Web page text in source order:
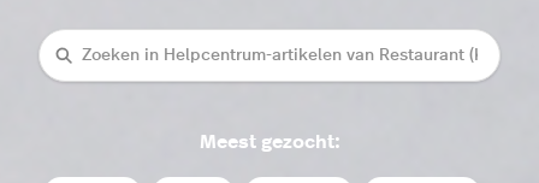
Zoeken
Meest gezocht: